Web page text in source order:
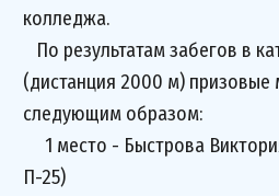
колледжа.
По результатам забегов в
(дистанция 2000 м) призовые
следующим образом:
1 место - Быстрова
П-25)